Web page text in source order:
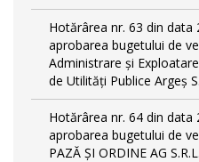
Hotărârea nr. 63 din data
aprobarea bugetului de
Administrare și
de Utilități Publice Argeș
Hotărârea nr. 64 din data
aprobarea bugetului de
PAZĂ ȘI ORDINE AG